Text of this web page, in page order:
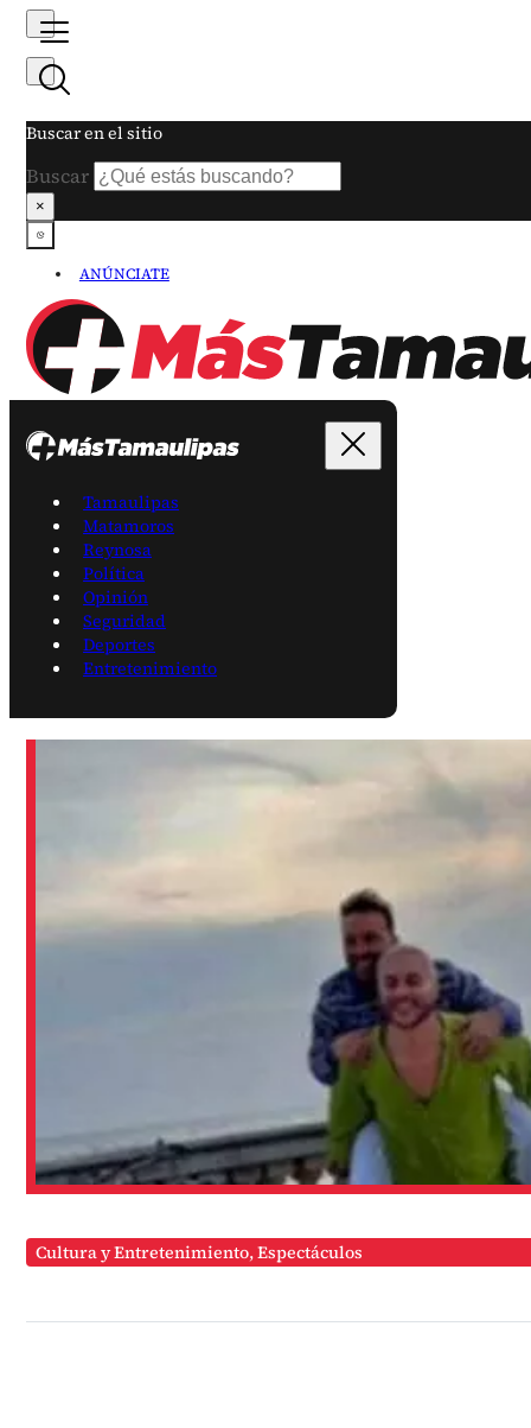
Buscar en el sitio
Buscar
×
ANÚNCIATE
Tamaulipas
Matamoros
Reynosa
Política
Opinión
Seguridad
Deportes
Entretenimiento
Cultura y Entretenimiento,Espectáculos